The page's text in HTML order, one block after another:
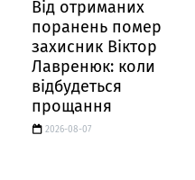
Від отриманих
поранень помер
захисник Віктор
Лавренюк: коли
відбудеться
прощання
2026-08-07